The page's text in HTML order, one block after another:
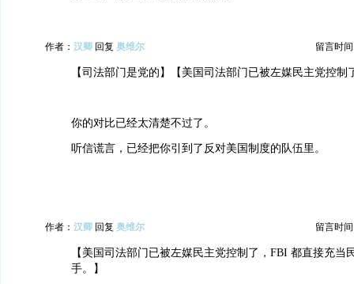
作者： 汉卿 回复 奥维尔 留言时间
【司法部门是党的】【美国司法部门已被左媒民主党控制
你的对比已经太清楚不过了。
听信谎言，已经把你引到了反对美国制度的队伍里。
作者： 汉卿 回复 奥维尔 留言时间
【美国司法部门已被左媒民主党控制了，FBI 都直接充当
手。】